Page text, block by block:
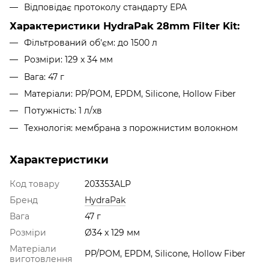
Відповідає протоколу стандарту EPA
Характеристики HydraPak 28mm Filter Kit:
Фільтрований об'єм: до 1500 л
Розміри: 129 x 34 мм
Вага: 47 г
Матеріали: PP/POM, EPDM, Silicone, Hollow Fiber
Потужність: 1 л/хв
Технологія: мембрана з порожнистим волокном
Характеристики
Код товару
203353ALP
Бренд
HydraPak
Вага
47 г
Розміри
Ø34 x 129 мм
Матеріали
виготовлення
PP/POM, EPDM, Silicone, Hollow Fiber